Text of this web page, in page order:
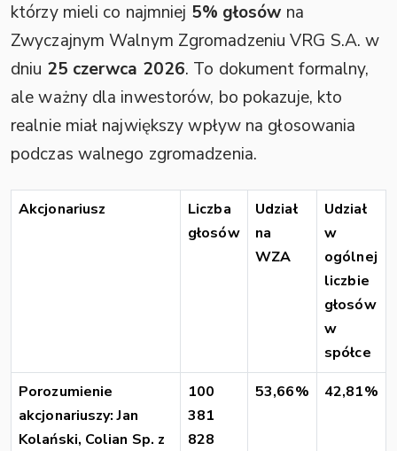
którzy mieli co najmniej 5% głosów na
Zwyczajnym Walnym Zgromadzeniu VRG S.A. w
dniu 25 czerwca 2026. To dokument formalny,
ale ważny dla inwestorów, bo pokazuje, kto
realnie miał największy wpływ na głosowania
podczas walnego zgromadzenia.
Akcjonariusz
Liczba
głosów
Udział
na
WZA
Udział
w
ogólnej
liczbie
głosów
w
spółce
Porozumienie
akcjonariuszy: Jan
Kolański, Colian Sp. z
100
381
828
53,66% 42,81%